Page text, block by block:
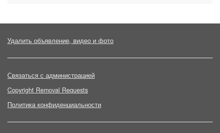
Удалить объявление, видео и фото
Связаться с администрацией
Copyright Removal Requests
Политика конфиденциальности